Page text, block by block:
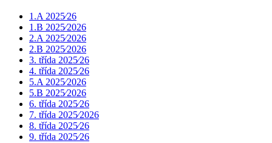
1.A 2025⁄26
1.B 2025⁄2026
2.A 2025⁄2026
2.B 2025⁄2026
3. třída 2025⁄26
4. třída 2025⁄26
5.A 2025⁄2026
5.B 2025⁄2026
6. třída 2025⁄26
7. třída 2025⁄2026
8. třída 2025⁄26
9. třída 2025⁄26